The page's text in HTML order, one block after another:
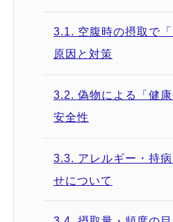
3.1. 空腹時の摂取で
原因と対策
3.2. 偽物による「健
安全性
3.3. アレルギー・持
せについて